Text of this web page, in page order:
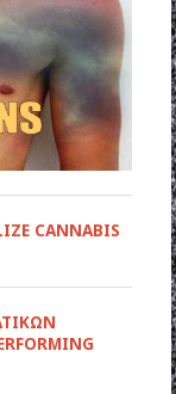
CANNABIS